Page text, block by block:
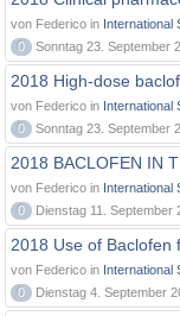
von Federico in International
0
Sonntag 23. September
2018 High-dose
von Federico in International
0
Sonntag 23. September
2018 BACLOFEN IN
von Federico in International
0
Dienstag 11. September
2018 Use of Baclofen
von Federico in International
0
Dienstag 4. September